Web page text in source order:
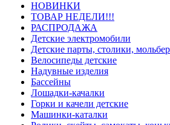
НОВИНКИ
ТОВАР НЕДЕЛИ!!!
РАСПРОДАЖА
Детские электромобили
Детские парты, столики,
Велосипеды детские
Надувные изделия
Бассейны
Лошадки-качалки
Горки и качели детские
Машинки-каталки